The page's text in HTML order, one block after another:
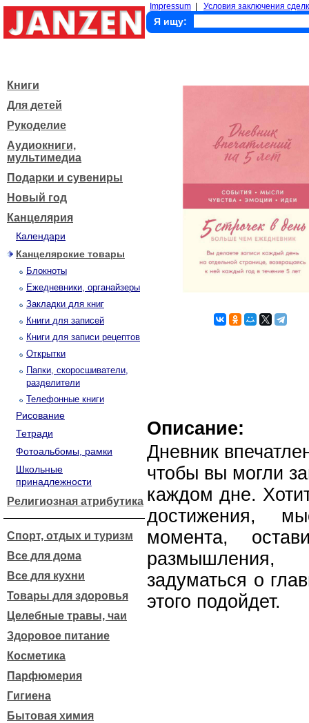
Impressum Условия заключения
Я ищу:
Книги
Для детей
Рукоделие
Аудиокниги,
мультимедиа
Подарки и сувениры
Новый год
Канцелярия
Календари
Канцелярские товары
Блокноты
Ежедневники, органайзеры
Закладки для книг
Книги для записей
Книги для записи рецептов
Открытки
Папки, скоросшиватели,
разделители
Телефонные книги
Рисование
Тетради
Фотоальбомы, рамки
Школьные
принадлежности
Религиозная атрибутика
Спорт, отдых и туризм
Все для дома
Все для кухни
Товары для здоровья
Целебные травы, чаи
Здоровое питание
Косметика
Парфюмерия
Гигиена
Бытовая химия
Описание:
Дневник
чтобы вы могли
каждом дне.
достижения,
момента,
задуматься о
этого подойдет.